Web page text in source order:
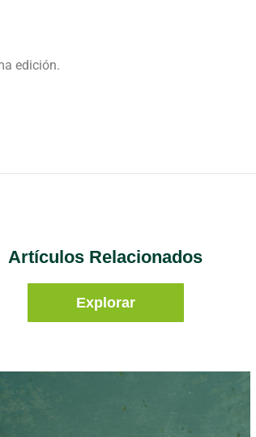
edición.
Artículos Relacionados
Explorar